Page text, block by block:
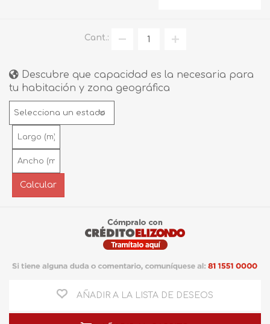
Cant.:
Descubre que capacidad es la necesaria para
tu habitación y zona geográfica
AÑADIR A LA LISTA DE DESEOS